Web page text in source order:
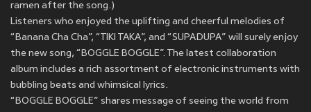
ramen after the song.)
Listeners who enjoyed the uplifting and cheerful melodies of
“Banana Cha Cha”, “TIKI TAKA”, and “SUPADUPA” will surely enjoy
the new song, “BOGGLE BOGGLE”. The latest collaboration
album includes a rich assortment of electronic instruments with
bubbling beats and whimsical lyrics.
“BOGGLE BOGGLE” shares message of seeing the world from